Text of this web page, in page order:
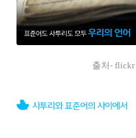
출처- flickr